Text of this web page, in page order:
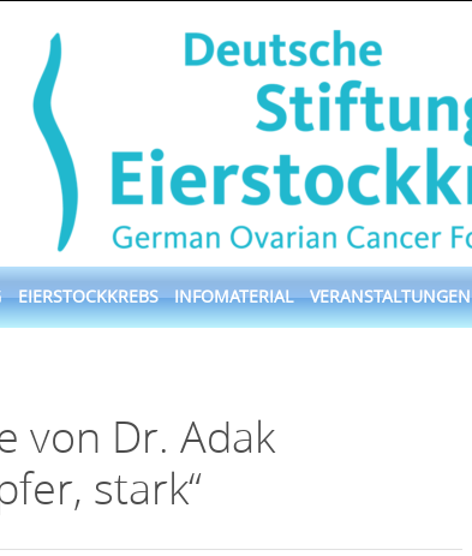
EIERSTOCKKREBS INFOMATERIAL VERANSTALTUNGEN
von Dr. Adak
stark“